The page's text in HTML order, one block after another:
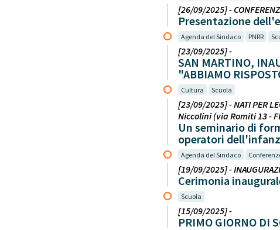
[26/09/2025] -
Presentazione
Agenda del Sindaco PNRR
[23/09/2025] -
SAN MARTINO,
"ABBIAMO
Cultura Scuola
[23/09/2025] - NATI PER
Niccolini (via Romiti 13 -
Un seminario di
operatori
Agenda del Sindaco
[19/09/2025] -
Cerimonia
Scuola
[15/09/2025] -
PRIMO GIORNO DI